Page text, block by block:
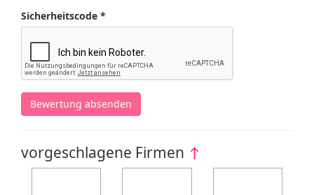
Sicherheitscode *
Bewertung absenden
vorgeschlagene Firmen ↑